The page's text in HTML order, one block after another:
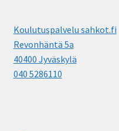
Koulutuspalvelu sahkot.fi
Revonhäntä 5a
40400 Jyväskylä
040 5286110